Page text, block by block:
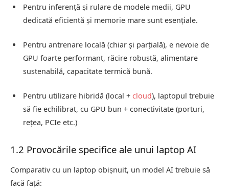
Pentru inferență și rulare de modele medii, GPU
dedicată eficientă și memorie mare sunt esențiale.
Pentru antrenare locală (chiar și parțială), e nevoie de
GPU foarte performant, răcire robustă, alimentare
sustenabilă, capacitate termică bună.
Pentru utilizare hibridă (local + cloud), laptopul trebuie
să fie echilibrat, cu GPU bun + conectivitate (porturi,
rețea, PCIe etc.)
1.2 Provocările specifice ale unui laptop AI
Comparativ cu un laptop obișnuit, un model AI trebuie să
facă față: